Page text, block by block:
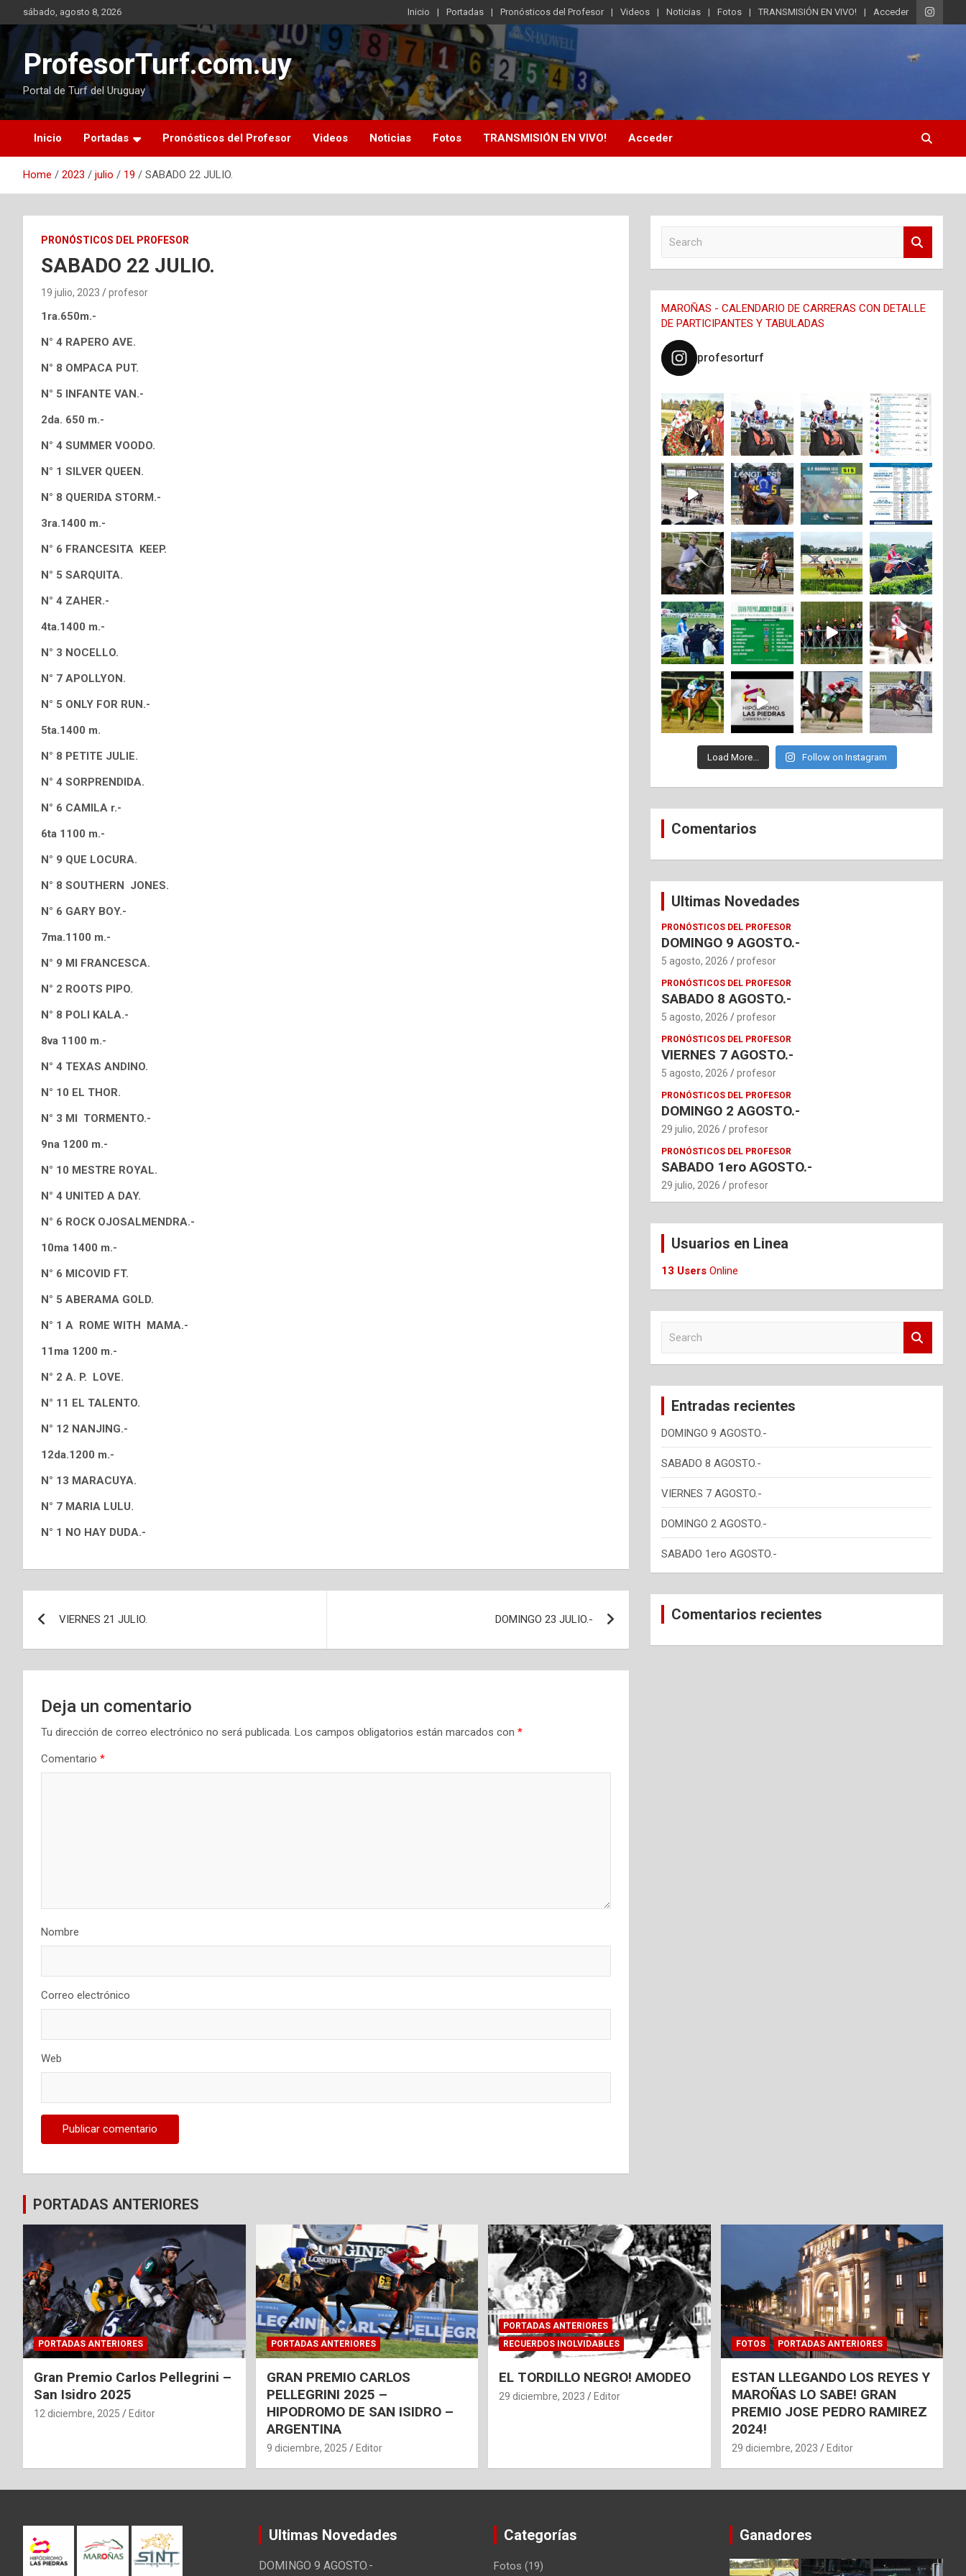
to
content
sábado, agosto 8, 2026 Inicio Portadas Pronósticos del Profesor Videos Noticias Fotos TRANSMISIÓN EN VIVO! Acceder
ProfesorTurf.com.uy
Portal de Turf del Uruguay
Inicio Portadas Pronósticos del Profesor Videos Noticias Fotos TRANSMISIÓN EN VIVO! Acceder
Home 2023 julio 19 SABADO 22 JULIO.
PRONÓSTICOS DEL PROFESOR
SABADO 22 JULIO.
19 julio, 2023 profesor
1ra.650m.-
N° 4 RAPERO AVE.
N° 8 OMPACA PUT.
N° 5 INFANTE VAN.-
2da. 650 m.-
N° 4 SUMMER VOODO.
N° 1 SILVER QUEEN.
N° 8 QUERIDA STORM.-
3ra.1400 m.-
N° 6 FRANCESITA KEEP.
N° 5 SARQUITA.
N° 4 ZAHER.-
4ta.1400 m.-
N° 3 NOCELLO.
N° 7 APOLLYON.
N° 5 ONLY FOR RUN.-
5ta.1400 m.
N° 8 PETITE JULIE.
N° 4 SORPRENDIDA.
N° 6 CAMILA r.-
6ta 1100 m.-
N° 9 QUE LOCURA.
N° 8 SOUTHERN JONES.
N° 6 GARY BOY.-
7ma.1100 m.-
N° 9 MI FRANCESCA.
N° 2 ROOTS PIPO.
N° 8 POLI KALA.-
8va 1100 m.-
N° 4 TEXAS ANDINO.
N° 10 EL THOR.
N° 3 MI TORMENTO.-
9na 1200 m.-
N° 10 MESTRE ROYAL.
N° 4 UNITED A DAY.
N° 6 ROCK OJOSALMENDRA.-
10ma 1400 m.-
N° 6 MICOVID FT.
N° 5 ABERAMA GOLD.
N° 1 A ROME WITH MAMA.-
11ma 1200 m.-
N° 2 A. P. LOVE.
N° 11 EL TALENTO.
N° 12 NANJING.-
12da.1200 m.-
N° 13 MARACUYA.
N° 7 MARIA LULU.
N° 1 NO HAY DUDA.-
de
entradas
VIERNES 21 JULIO. DOMINGO 23 JULIO.-
Deja un comentario
Tu dirección de correo electrónico no será publicada. Los campos obligatorios están marcados con *
Comentario *
Nombre
Correo electrónico
Web
c
h
MAROÑAS - CALENDARIO DE CARRERAS CON DETALLE
DE PARTICIPANTES Y TABULADAS
profesorturf
Load More... Follow on Instagram
Comentarios
Ultimas Novedades
PRONÓSTICOS DEL PROFESOR
DOMINGO 9 AGOSTO.-
5 agosto, 2026 profesor
PRONÓSTICOS DEL PROFESOR
SABADO 8 AGOSTO.-
5 agosto, 2026 profesor
PRONÓSTICOS DEL PROFESOR
VIERNES 7 AGOSTO.-
5 agosto, 2026 profesor
PRONÓSTICOS DEL PROFESOR
DOMINGO 2 AGOSTO.-
29 julio, 2026 profesor
PRONÓSTICOS DEL PROFESOR
SABADO 1ero AGOSTO.-
29 julio, 2026 profesor
Usuarios en Linea
13 Users Online
c
Entradas recientes
DOMINGO 9 AGOSTO.-
SABADO 8 AGOSTO.-
VIERNES 7 AGOSTO.-
DOMINGO 2 AGOSTO.-
SABADO 1ero AGOSTO.-
Comentarios recientes
PORTADAS ANTERIORES
PORTADAS ANTERIORES
Gran Premio Carlos Pellegrini –
San Isidro 2025
12 diciembre, 2025 Editor
PORTADAS ANTERIORES
GRAN PREMIO CARLOS
PELLEGRINI 2025 –
HIPODROMO DE SAN ISIDRO –
ARGENTINA
9 diciembre, 2025 Editor
PORTADAS ANTERIORES
RECUERDOS INOLVIDABLES
EL TORDILLO NEGRO! AMODEO
29 diciembre, 2023 Editor
FOTOS PORTADAS ANTERIORES
ESTAN LLEGANDO LOS REYES Y
MAROÑAS LO SABE! GRAN
PREMIO JOSE PEDRO RAMIREZ
2024!
29 diciembre, 2023 Editor
Ultimas Novedades
DOMINGO 9 AGOSTO.-
Categorías
Fotos (19)
Ganadores